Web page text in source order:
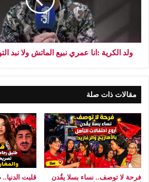
ولد الكرية :انا عمري نبيع الماتش ولا نبد
مقالات ذات صلة
فرحة لا توصف.. نساء بسلا يقُدن
قلبت